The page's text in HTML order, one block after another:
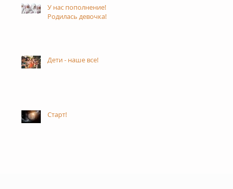
У нас пополнение!
Родилась девочка!
Дети - наше все!
Старт!